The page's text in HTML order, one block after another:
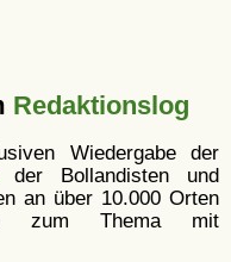
Redaktionslog
Wiedergabe der
der Bollandisten und
an über 10.000 Orten
zum Thema mit